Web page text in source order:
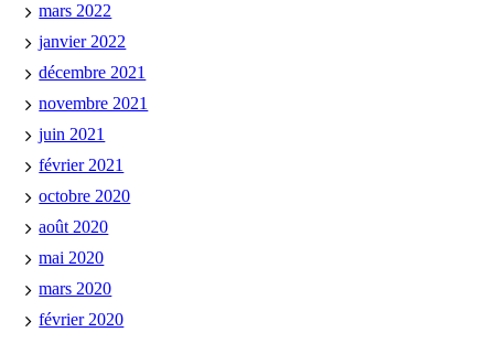
mars 2022
janvier 2022
décembre 2021
novembre 2021
juin 2021
février 2021
octobre 2020
août 2020
mai 2020
mars 2020
février 2020